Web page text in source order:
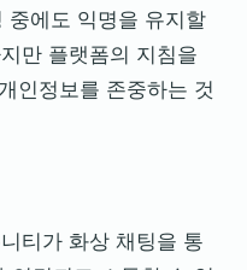
에도 익명을 유지할
만 플랫폼의 지침을
인정보를 존중하는 것
티가 화상 채팅을 통